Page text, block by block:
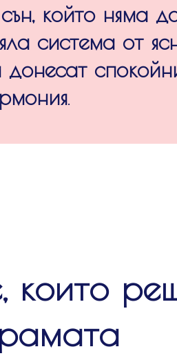
който няма
система от
донесaт
.
които